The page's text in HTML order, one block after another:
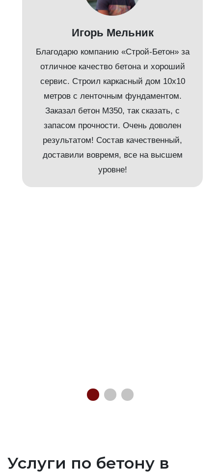
Игорь Мельник
Благодарю компанию «Строй-Бетон» за
отличное качество бетона и хороший
сервис. Строил каркасный дом 10х10
метров с ленточным фундаментом.
Заказал бетон М350, так сказать, с
запасом прочности. Очень доволен
результатом! Состав качественный,
доставили вовремя, все на высшем
уровне!
Услуги по бетону в